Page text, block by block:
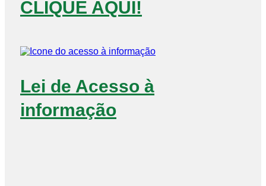
CLIQUE AQUI!
Lei de Acesso à
informação